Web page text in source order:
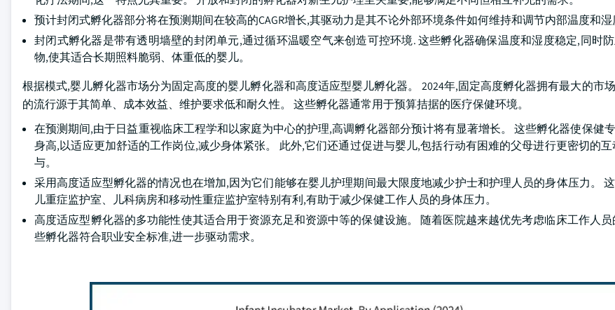
预计封闭式孵化器部分将在预测期间在较高的CAGR增长,其驱动力是其不论外部环境条件如何维持和调节内部温度和湿
封闭式孵化器是带有透明墙壁的封闭单元,通过循环温暖空气来创造可控环境. 这些孵化器确保温度和湿度稳定,同时
物,使其适合长期照料脆弱、体重低的婴儿。
根据模式,婴儿孵化器市场分为固定高度的婴儿孵化器和高度适应型婴儿孵化器。 2024年,固定高度孵化器拥有最大的市
的流行源于其简单、成本效益、维护要求低和耐久性。 这些孵化器通常用于预算拮据的医疗保健环境。
在预测期间,由于日益重视临床工程学和以家庭为中心的护理,高调孵化器部分预计将有显著增长。 这些孵化器使保健
身高,以适应更加舒适的工作岗位,减少身体紧张。 此外,它们还通过促进与婴儿,包括行动有困难的父母进行更密切的
与。
采用高度适应型孵化器的情况也在增加,因为它们能够在婴儿护理期间最大限度地减少护士和护理人员的身体压力。
儿重症监护室、儿科病房和移动性重症监护室特别有利,有助于减少保健工作人员的身体压力。
高度适应型孵化器的多功能性使其适合用于资源充足和资源中等的保健设施。 随着医院越来越优先考虑临床工作人
些孵化器符合职业安全标准,进一步驱动需求。